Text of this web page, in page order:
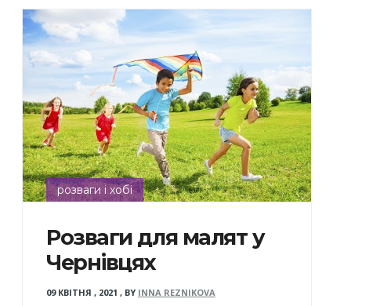
розваги і хобі
Розваги для малят у
Чернівцях
09 КВІТНЯ , 2021 , BY INNA REZNIKOVA